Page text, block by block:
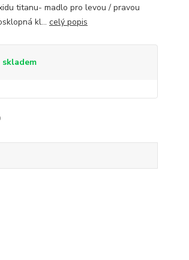
titanu- madlo pro levou / pravou
kl... celý popis
skladem